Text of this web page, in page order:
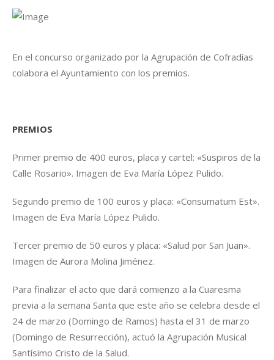
En el concurso organizado por la Agrupación de Cofradías
colabora el Ayuntamiento con los premios.
PREMIOS
Primer premio de 400 euros, placa y cartel: «Suspiros de la
Calle Rosario». Imagen de Eva María López Pulido.
Segundo premio de 100 euros y placa: «Consumatum Est».
Imagen de Eva María López Pulido.
Tercer premio de 50 euros y placa: «Salud por San Juan».
Imagen de Aurora Molina Jiménez.
Para finalizar el acto que dará comienzo a la Cuaresma
previa a la semana Santa que este año se celebra desde el
24 de marzo (Domingo de Ramos) hasta el 31 de marzo
(Domingo de Resurrección), actuó la Agrupación Musical
Santísimo Cristo de la Salud.